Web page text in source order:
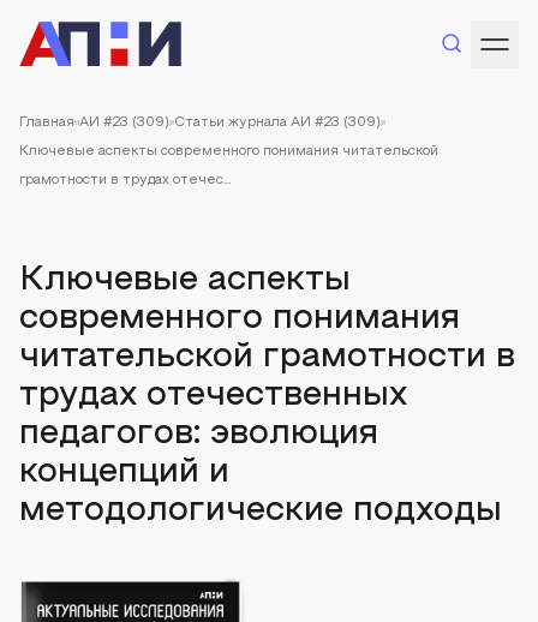
Главная АИ #23 (309) Статьи журнала АИ #23 (309)
Ключевые аспекты современного понимания читательской
грамотности в трудах отечес...
Ключевые аспекты
современного понимания
читательской грамотности в
трудах отечественных
педагогов: эволюция
концепций и
методологические подходы